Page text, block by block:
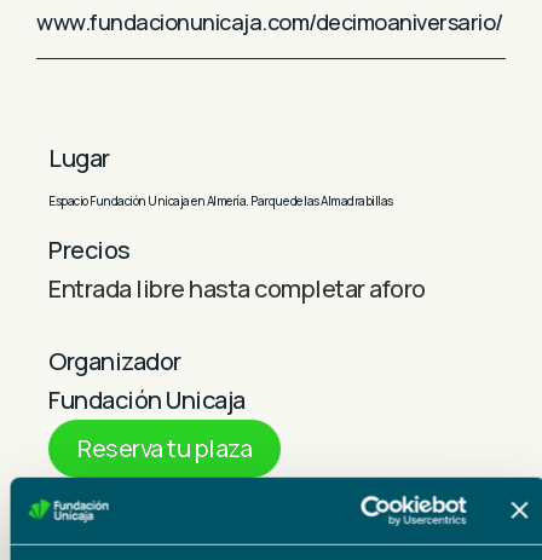
www.fundacionunicaja.com/decimoaniversario/
Lugar
Espacio Fundación Unicaja en Almería. Parque de las Almadrabillas
Precios
Entrada libre hasta completar aforo
Organizador
Fundación Unicaja
Reserva tu plaza